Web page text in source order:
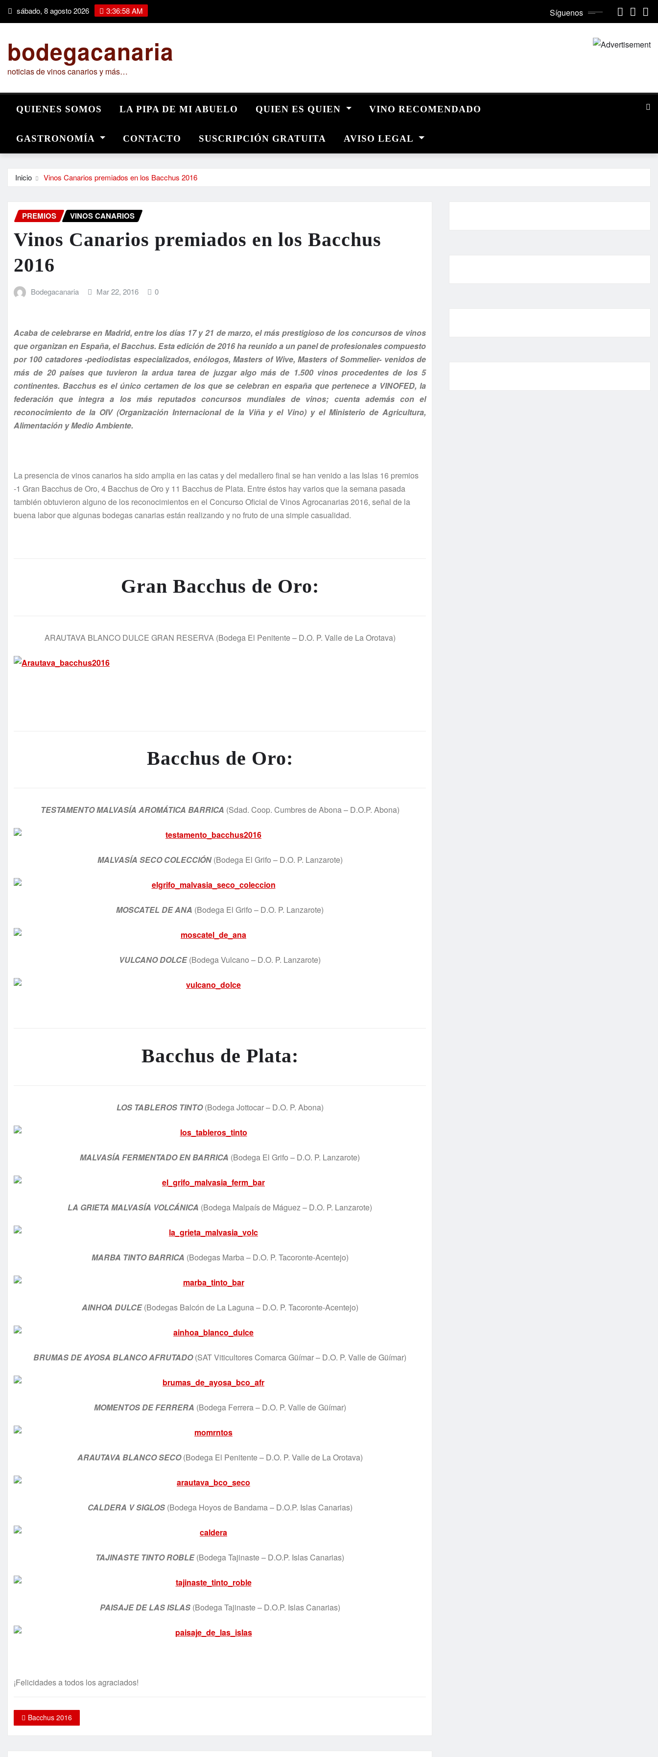
Saltar sábado, 8 agosto 2026 3:36:59 AM Síguenos
bodegacanaria
noticias de vinos canarios y más…
QUIENES SOMOS LA PIPA DE MI ABUELO QUIEN ES QUIEN VINO RECOMENDADO
GASTRONOMÍA CONTACTO SUSCRIPCIÓN GRATUITA AVISO LEGAL
Inicio Vinos Canarios premiados en los Bacchus 2016
PREMIOS VINOS CANARIOS
Vinos Canarios premiados en los Bacchus
2016
Bodegacanaria Mar 22, 2016 0
Acaba de celebrarse en Madrid, entre los días 17 y 21 de marzo, el más prestigioso de los concursos de vinos
que organizan en España, el Bacchus. Esta edición de 2016 ha reunido a un panel de profesionales compuesto
por 100 catadores -pediodistas especializados, enólogos, Masters of Wive, Masters of Sommelier- venidos de
más de 20 países que tuvieron la ardua tarea de juzgar algo más de 1.500 vinos procedentes de los 5
continentes. Bacchus es el único certamen de los que se celebran en españa que pertenece a VINOFED, la
federación que integra a los más reputados concursos mundiales de vinos; cuenta además con el
reconocimiento de la OIV (Organización Internacional de la Viña y el Vino) y el Ministerio de Agricultura,
Alimentación y Medio Ambiente.
La presencia de vinos canarios ha sido amplia en las catas y del medallero final se han venido a las Islas 16 premios
-1 Gran Bacchus de Oro, 4 Bacchus de Oro y 11 Bacchus de Plata. Entre éstos hay varios que la semana pasada
también obtuvieron alguno de los reconocimientos en el Concurso Oficial de Vinos Agrocanarias 2016, señal de la
buena labor que algunas bodegas canarias están realizando y no fruto de una simple casualidad.
Gran Bacchus de Oro:
ARAUTAVA BLANCO DULCE GRAN RESERVA (Bodega El Penitente – D.O. P. Valle de La Orotava)
Bacchus de Oro:
TESTAMENTO MALVASÍA AROMÁTICA BARRICA (Sdad. Coop. Cumbres de Abona – D.O.P. Abona)
MALVASÍA SECO COLECCIÓN(Bodega El Grifo – D.O. P. Lanzarote)
MOSCATEL DE ANA (Bodega El Grifo – D.O. P. Lanzarote)
VULCANO DOLCE (Bodega Vulcano – D.O. P. Lanzarote)
Bacchus de Plata:
LOS TABLEROS TINTO(Bodega Jottocar – D.O. P. Abona)
MALVASÍA FERMENTADO EN BARRICA (Bodega El Grifo – D.O. P. Lanzarote)
LA GRIETA MALVASÍA VOLCÁNICA (Bodega Malpaís de Máguez – D.O. P. Lanzarote)
MARBA TINTO BARRICA (Bodegas Marba – D.O. P. Tacoronte-Acentejo)
AINHOA DULCE(Bodegas Balcón de La Laguna – D.O. P. Tacoronte-Acentejo)
BRUMAS DE AYOSA BLANCO AFRUTADO(SAT Viticultores Comarca Güímar – D.O. P. Valle de Güímar)
MOMENTOS DE FERRERA (Bodega Ferrera – D.O. P. Valle de Güímar)
ARAUTAVA BLANCO SECO(Bodega El Penitente – D.O. P. Valle de La Orotava)
CALDERA V SIGLOS(Bodega Hoyos de Bandama – D.O.P. Islas Canarias)
TAJINASTE TINTO ROBLE (Bodega Tajinaste – D.O.P. Islas Canarias)
PAISAJE DE LAS ISLAS(Bodega Tajinaste – D.O.P. Islas Canarias)
¡Felicidades a todos los agraciados!
Bacchus 2016